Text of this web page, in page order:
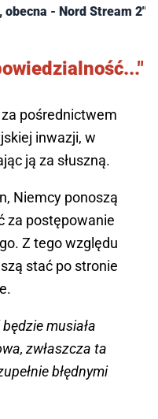
obecna - Nord Stream 2"
pośrednictwem
inwazji, w
ją za słuszną.
Niemcy ponoszą
za postępowanie
Z tego względu
stać po stronie
musiała
zwłaszcza ta
błędnymi